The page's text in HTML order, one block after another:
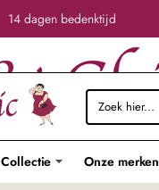
14 dagen bedenktijd
Zoek
hier...
Collectie Onze merken